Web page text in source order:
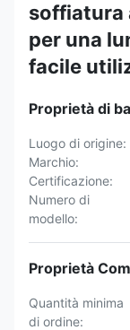
soffiatura
per una
facile
Proprietà di
Luogo di origine:
Marchio:
Certificazione:
Numero di
modello:
Proprietà
Quantità minima
di ordine: